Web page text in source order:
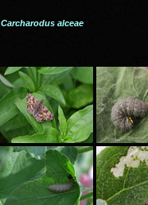
Carcharodus alceae